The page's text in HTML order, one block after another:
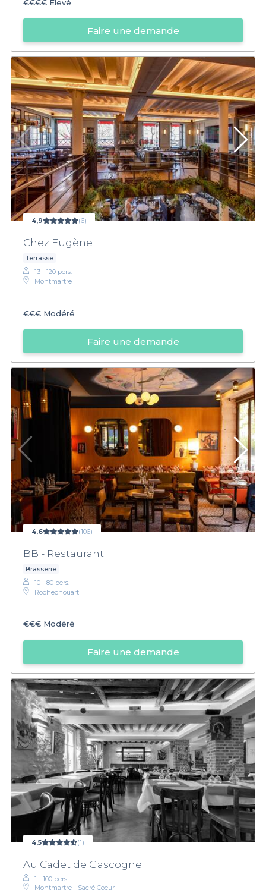
€€€€ Élevé
Faire une demande
4,9 (6)
Chez Eugène
Terrasse
13 - 120 pers.
Montmartre
€€€ Modéré
Faire une demande
4,6 (106)
BB - Restaurant
Brasserie
10 - 80 pers.
Rochechouart
€€€ Modéré
Faire une demande
4,5 (1)
Au Cadet de Gascogne
1 - 100 pers.
Montmartre - Sacré Coeur